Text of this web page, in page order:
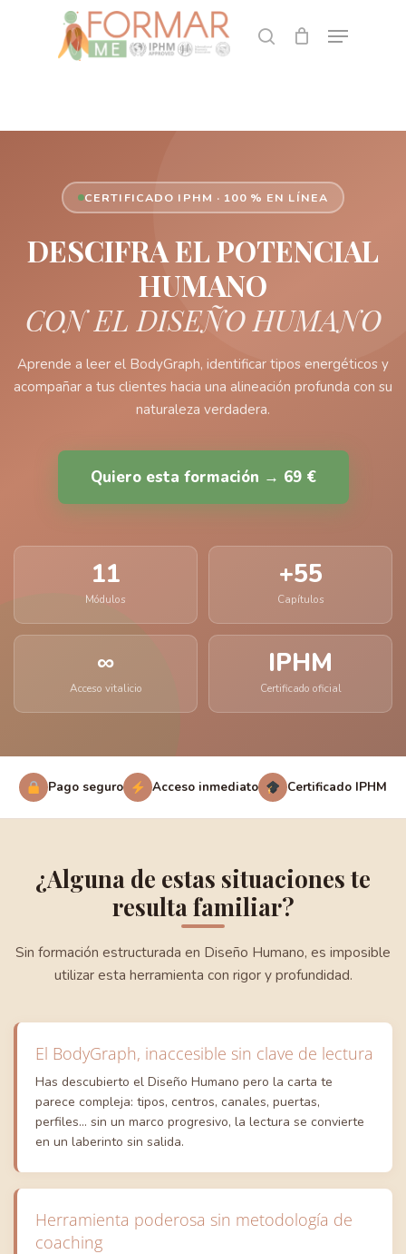
search
Menu
Cart CLOSE
CERTIFICADO IPHM · 100 % EN LÍNEA
DESCIFRA EL POTENCIAL
HUMANO
CON EL DISEÑO HUMANO
Aprende a leer el BodyGraph, identificar tipos energéticos y
acompañar a tus clientes hacia una alineación profunda con su
naturaleza verdadera.
Quiero esta formación → 69 €
11
Módulos
+55
Capítulos
∞
Acceso vitalicio
IPHM
Certificado oficial
Pago seguro Acceso inmediato Certificado IPHM
¿Alguna de estas situaciones te
resulta familiar?
Sin formación estructurada en Diseño Humano, es imposible
utilizar esta herramienta con rigor y profundidad.
El BodyGraph, inaccesible sin clave de lectura
Has descubierto el Diseño Humano pero la carta te
parece compleja: tipos, centros, canales, puertas,
perfiles... sin un marco progresivo, la lectura se convierte
en un laberinto sin salida.
Herramienta poderosa sin metodología de
coaching